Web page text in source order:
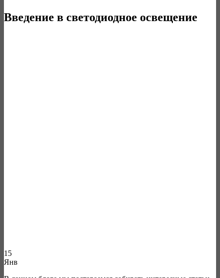
Введение в светодиодное освещение
15
Янв